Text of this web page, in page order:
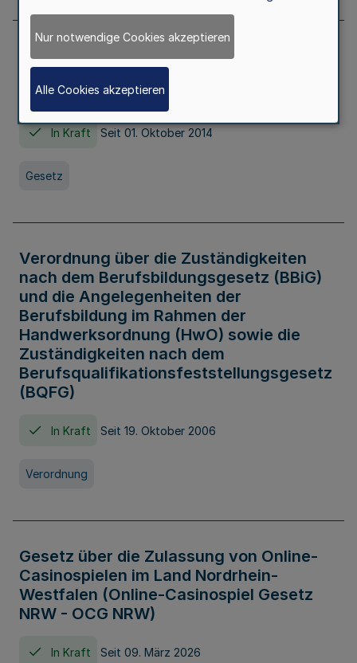
Gesetz über die Hochschulen des Landes
Nordrhein-Westfalen (Hochschulgesetz -
HG)
In Kraft Seit 01. Oktober 2014
Gesetz
Verordnung über die Zuständigkeiten
nach dem Berufsbildungsgesetz (BBiG)
und die Angelegenheiten der
Berufsbildung im Rahmen der
Handwerksordnung (HwO) sowie die
Zuständigkeiten nach dem
Berufsqualifikationsfeststellungsgesetz
(BQFG)
In Kraft Seit 19. Oktober 2006
Verordnung
Gesetz über die Zulassung von Online-
Casinospielen im Land Nordrhein-
Westfalen (Online-Casinospiel Gesetz
NRW - OCG NRW)
In Kraft Seit 09. März 2026
Nur notwendige Cookies akzeptieren
Alle Cookies akzeptieren